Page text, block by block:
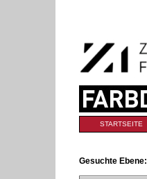
Navigation
Sektionen
STARTSEITE
Gesuchte Ebene: